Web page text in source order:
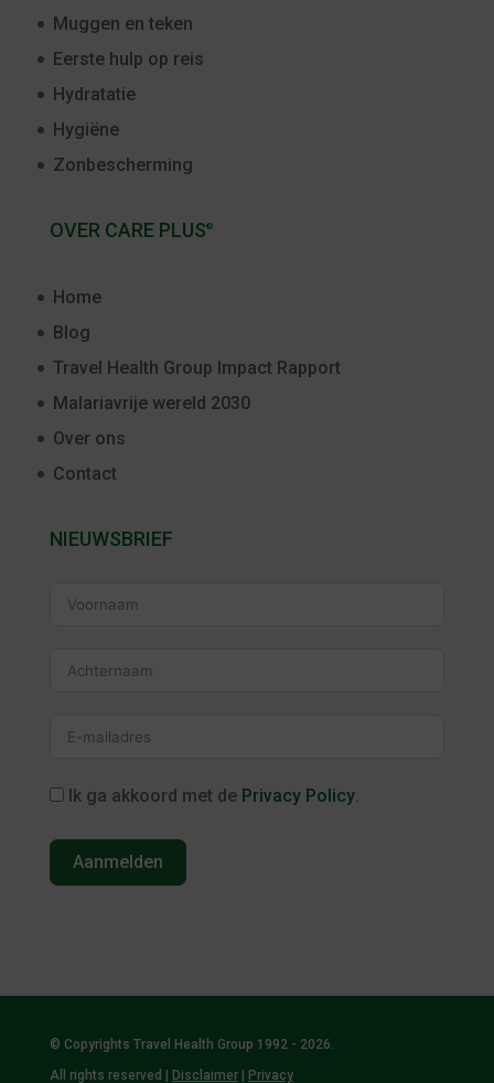
Muggen en teken
Eerste hulp op reis
Hydratatie
Hygiëne
Zonbescherming
OVER CARE PLUS®
Home
Blog
Travel Health Group Impact Rapport
Malariavrije wereld 2030
Over ons
Contact
NIEUWSBRIEF
Ik ga akkoord met de Privacy Policy.
Aanmelden
© Copyrights Travel Health Group 1992 - 2026.
All rights reserved | Disclaimer| Privacy